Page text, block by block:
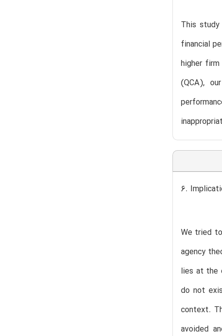
This
financial
higher
(QCA),
6.
We tried
agency
lies at the
do not
context.
avoided